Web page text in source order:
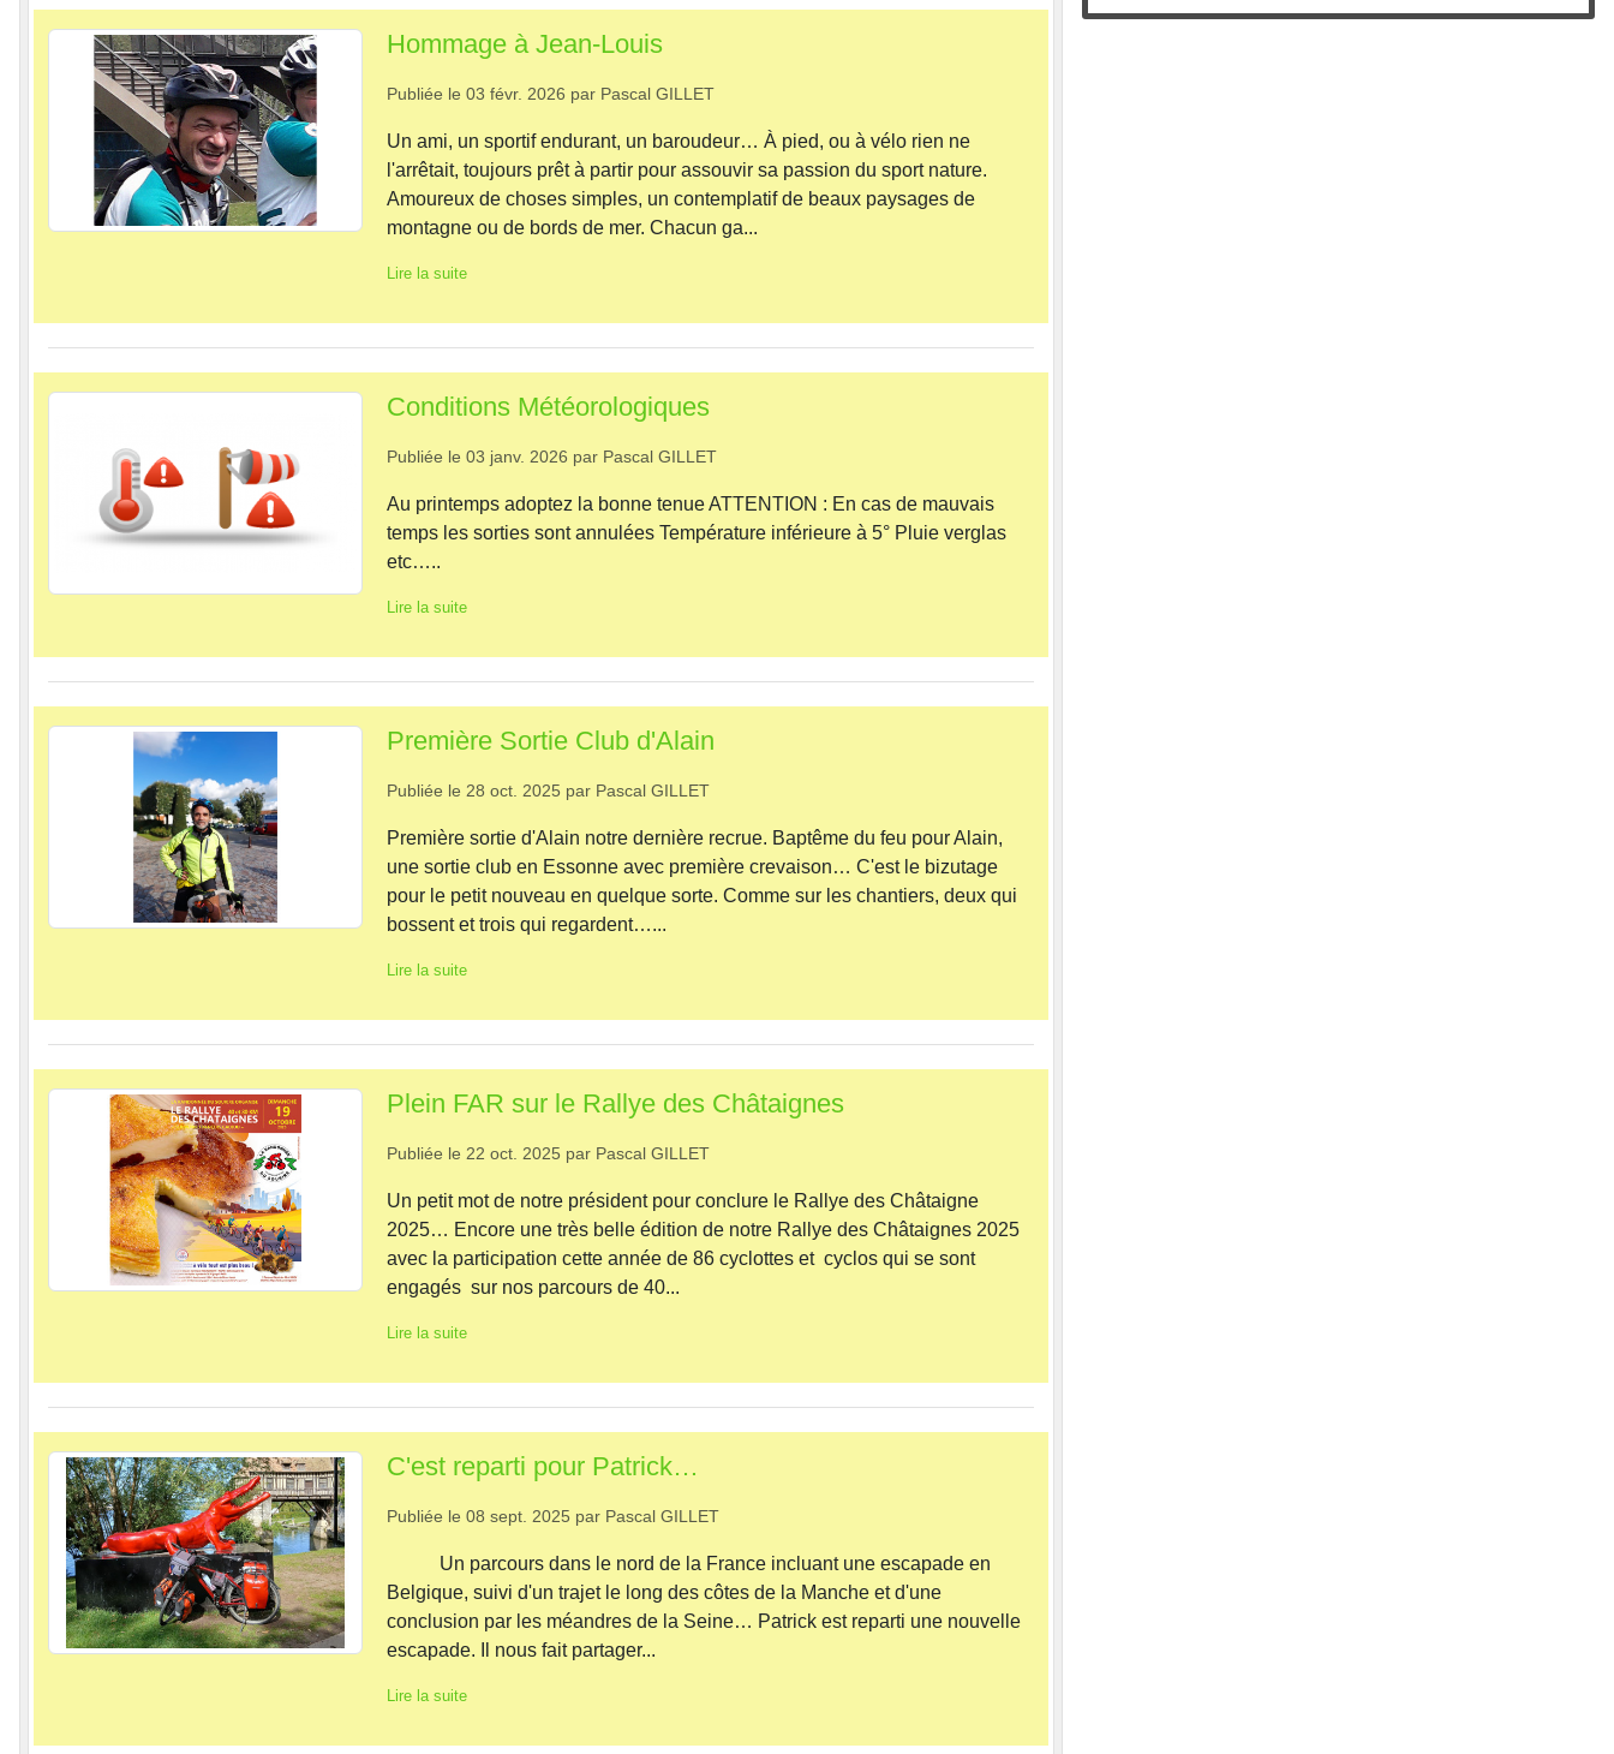
Hommage à Jean-Louis
Publiée le 03 févr. 2026 par Pascal GILLET
Un ami, un sportif endurant, un baroudeur… À pied, ou à vélo rien ne
l'arrêtait, toujours prêt à partir pour assouvir sa passion du sport nature.
Amoureux de choses simples, un contemplatif de beaux paysages de
montagne ou de bords de mer. Chacun ga...
Lire la suite
Conditions Météorologiques
Publiée le 03 janv. 2026 par Pascal GILLET
Au printemps adoptez la bonne tenue ATTENTION : En cas de mauvais
temps les sorties sont annulées Température inférieure à 5° Pluie verglas
etc…..
Lire la suite
Première Sortie Club d'Alain
Publiée le 28 oct. 2025 par Pascal GILLET
Première sortie d'Alain notre dernière recrue. Baptême du feu pour Alain,
une sortie club en Essonne avec première crevaison… C'est le bizutage
pour le petit nouveau en quelque sorte. Comme sur les chantiers, deux qui
bossent et trois qui regardent…...
Lire la suite
Plein FAR sur le Rallye des Châtaignes
Publiée le 22 oct. 2025 par Pascal GILLET
Un petit mot de notre président pour conclure le Rallye des Châtaigne
2025… Encore une très belle édition de notre Rallye des Châtaignes 2025
avec la participation cette année de 86 cyclottes et cyclos qui se sont
engagés sur nos parcours de 40...
Lire la suite
C'est reparti pour Patrick…
Publiée le 08 sept. 2025 par Pascal GILLET
Un parcours dans le nord de la France incluant une escapade en
Belgique, suivi d'un trajet le long des côtes de la Manche et d'une
conclusion par les méandres de la Seine… Patrick est reparti une nouvelle
escapade. Il nous fait partager...
Lire la suite